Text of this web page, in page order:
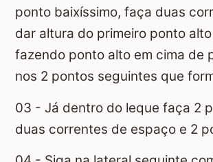
ponto baixíssimo, faça duas
dar altura do primeiro ponto
fazendo ponto alto em cima de
nos 2 pontos seguintes que
03 - Já dentro do leque faça 2
duas correntes de espaço e 2